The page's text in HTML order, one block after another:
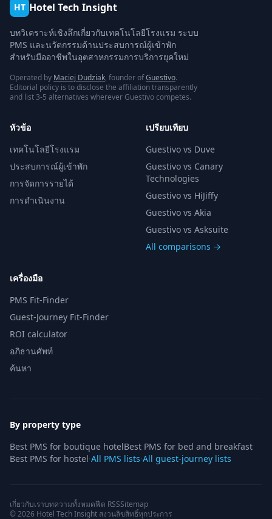
HT Hotel Tech Insight
บทวิเคราะห์เชิงลึกเกี่ยวกับเทคโนโลยีโรงแรม ระบบ
PMS และนวัตกรรมด้านประสบการณ์ผู้เข้าพัก
สำหรับมืออาชีพในอุตสาหกรรมการบริการยุคใหม่
Operated by Maciej Dudziak, founder ofGuestivo.
Editorial policy is to disclose the affiliation transparently
and list 3-5 alternatives wherever Guestivo competes.
หัวข้อ
เทคโนโลยีโรงแรม
ประสบการณ์ผู้เข้าพัก
การจัดการรายได้
การดำเนินงาน
เปรียบเทียบ
Guestivo vs Duve
Guestivo vs Canary
Technologies
Guestivo vs HiJiffy
Guestivo vs Akia
Guestivo vs Asksuite
All comparisons →
เครื่องมือ
PMS Fit-Finder
Guest-Journey Fit-Finder
ROI calculator
อภิธานศัพท์
ค้นหา
By property type
Best PMS for boutique hotelBest PMS for bed and breakfast
Best PMS for hostel·All PMS lists·All guest-journey lists
เกี่ยวกับเราบทความทั้งหมดฟีด RSSSitemap
© 2026 Hotel Tech Insight สงวนลิขสิทธิ์ทุกประการ